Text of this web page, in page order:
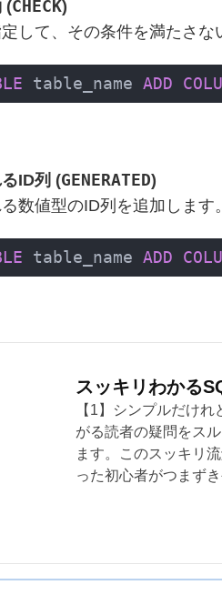
(CHECK)
して、その条件を満たさな
table_name ADD
ID列 (GENERATED)
数値型のID列を追加します。
table_name ADD
スッキリわかる
【1】シンプルだけ
がる読者の疑問をス
ます。このスッキリ
った初心者がつまず